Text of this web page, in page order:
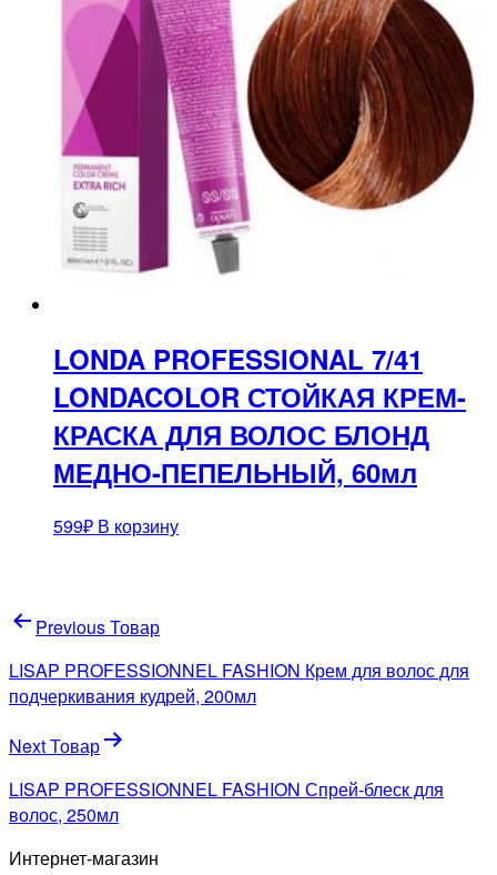
LONDA PROFESSIONAL 7/41
LONDACOLOR СТОЙКАЯ КРЕМ-
КРАСКА ДЛЯ ВОЛОС БЛОНД
МЕДНО-ПЕПЕЛЬНЫЙ, 60мл
599₽ В корзину
Навигация
по
записям
Previous Товар
LISAP PROFESSIONNEL FASHION Крем для волос для
подчеркивания кудрей, 200мл
Next Товар
LISAP PROFESSIONNEL FASHION Спрей-блеск для
волос, 250мл
Интернет-магазин